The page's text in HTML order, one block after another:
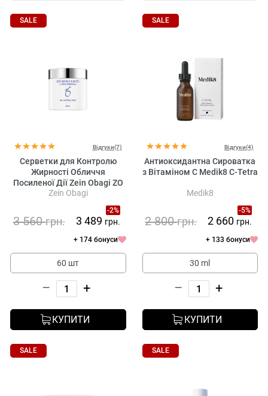
SALE
Відгуки(7)
Серветки для Контролю
Жирності Обличчя
Посиленої Дії Zein Obagi ZO
Skin Health Oil Control Pads
Zein Obagi
-2%
3 560грн. 3 489 грн.
+ 174 бонуси
60 шт
– +
КУПИТИ
SALE
Відгуки(4)
Антиоксидантна Сироватка
з Вітаміном С Medik8 C-Tetra
Medik8
-5%
2 800грн. 2 660 грн.
+ 133 бонуси
30 ml
– +
КУПИТИ
SALE SALE